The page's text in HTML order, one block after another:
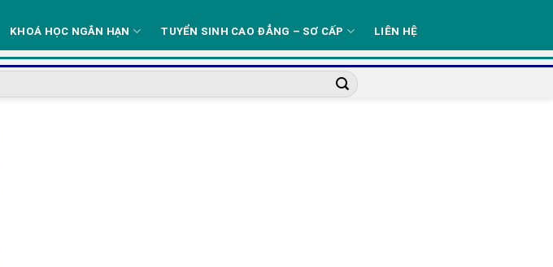
KHOÁ HỌC NGẮN HẠN TUYỂN SINH CAO ĐẲNG – SƠ CẤP LIÊN HỆ